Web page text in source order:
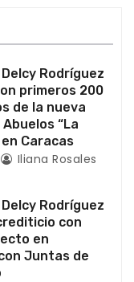
Rodríguez
primeros 200
de la nueva
“La
Caracas
Iliana Rosales
Rodríguez
con
en
Juntas de